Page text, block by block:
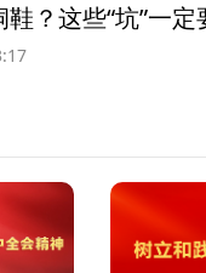
？这些“坑”一定